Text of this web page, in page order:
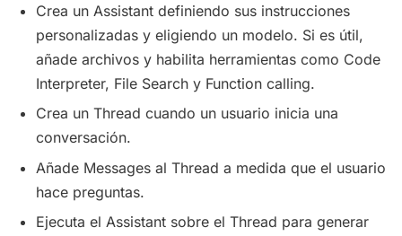
Crea un Assistant definiendo sus instrucciones
personalizadas y eligiendo un modelo. Si es útil,
añade archivos y habilita herramientas como Code
Interpreter, File Search y Function calling.
Crea un Thread cuando un usuario inicia una
conversación.
Añade Messages al Thread a medida que el usuario
hace preguntas.
Ejecuta el Assistant sobre el Thread para generar